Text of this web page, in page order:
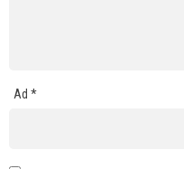
Ad *